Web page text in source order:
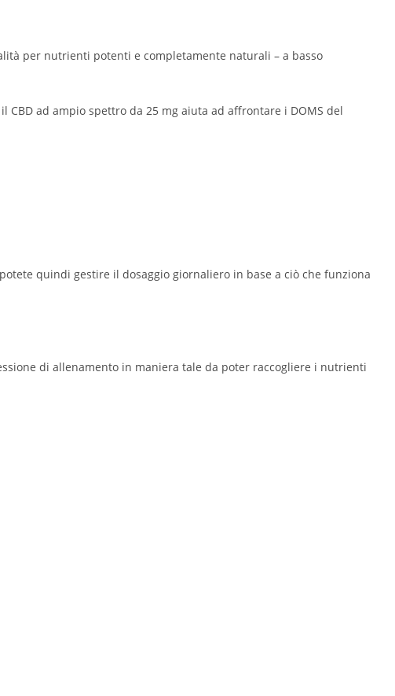
per nutrienti potenti e completamente naturali – a basso
CBD ad ampio spettro da 25 mg aiuta ad affrontare i DOMS del
quindi gestire il dosaggio giornaliero in base a ciò che funziona
di allenamento in maniera tale da poter raccogliere i nutrienti